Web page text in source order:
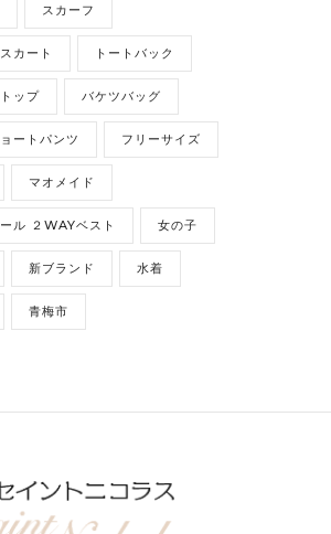
スカーフ
カート トートバック
ップ バケツバッグ
ートパンツ フリーサイズ
マオメイド
ル ２WAYベスト 女の子
新ブランド 水着
青梅市